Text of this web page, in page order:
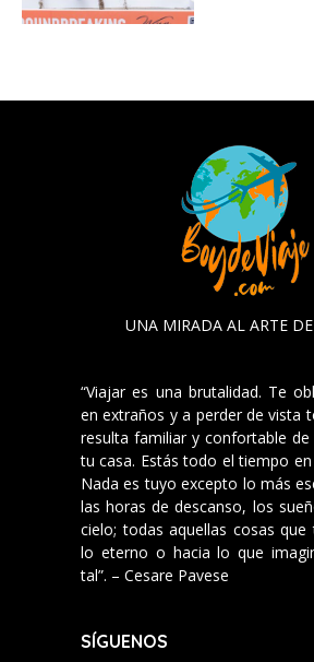
UNA MIRADA AL ARTE DE
“Viajar es una brutalidad. Te
en extraños y a perder de vista
resulta familiar y confortable
tu casa. Estás todo el tiempo en
Nada es tuyo excepto lo más
las horas de descanso, los
cielo; todas aquellas cosas que
lo eterno o hacia lo que
tal”. – Cesare Pavese
SÍGUENOS